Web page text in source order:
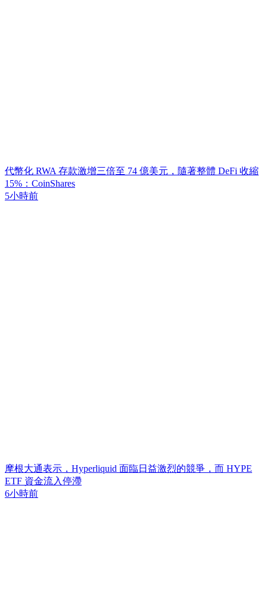
代幣化 RWA 存款激增三倍至 74 億美元，隨著整體 DeFi 收縮
15%：CoinShares
5小時前
摩根大通表示，Hyperliquid 面臨日益激烈的競爭，而 HYPE
ETF 資金流入停滯
6小時前